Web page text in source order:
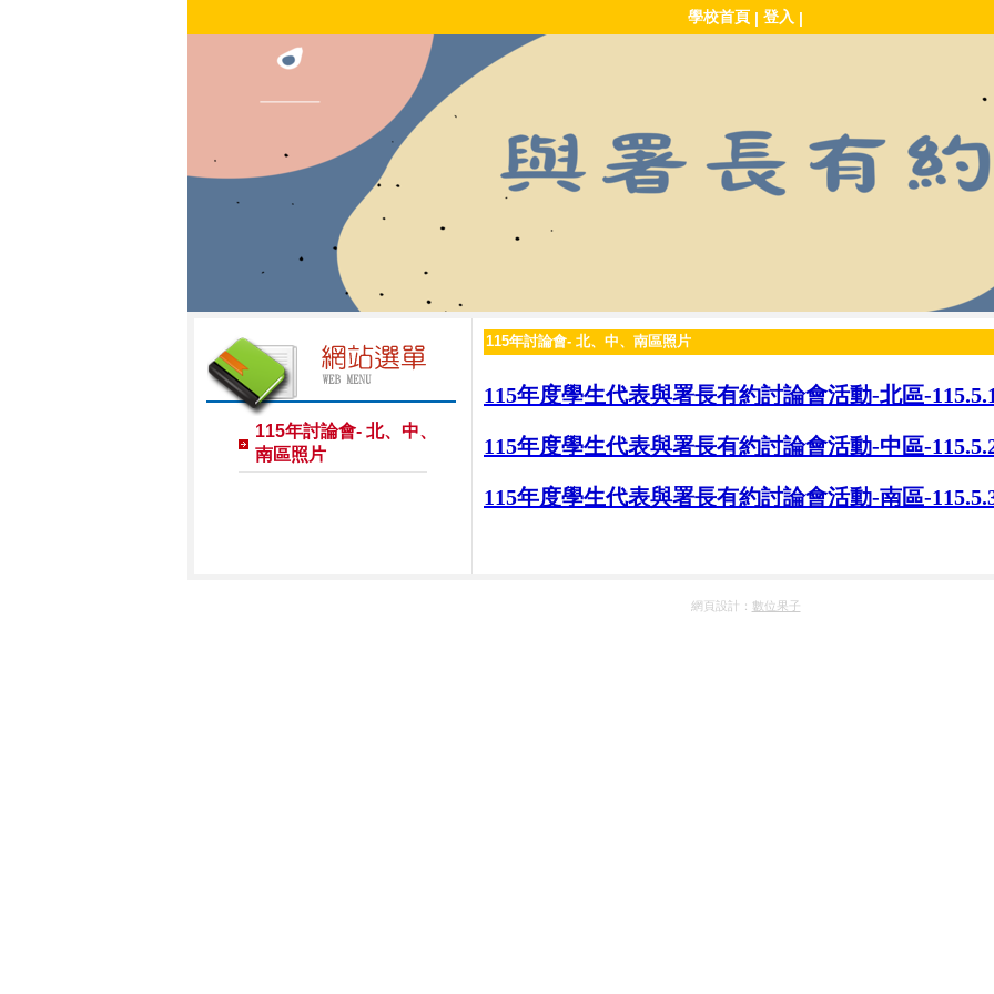
學校首頁 | 登入 |
115年討論會- 北、中、
南區照片
115年討論會- 北、中、南區照片
115年度學生代表與署長有約討論會活動-北區-
115年度學生代表與署長有約討論會活動-中區-
115年度學生代表與署長有約討論會活動-南區-
網頁設計： 數位果子